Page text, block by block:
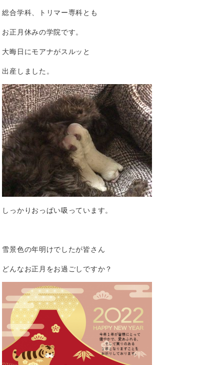
総合学科、トリマー専科とも
お正月休みの学院です。
大晦日にモアナがスルッと
出産しました。
しっかりおっぱい吸っています。
雪景色の年明けでしたが皆さん
どんなお正月をお過ごしですか？